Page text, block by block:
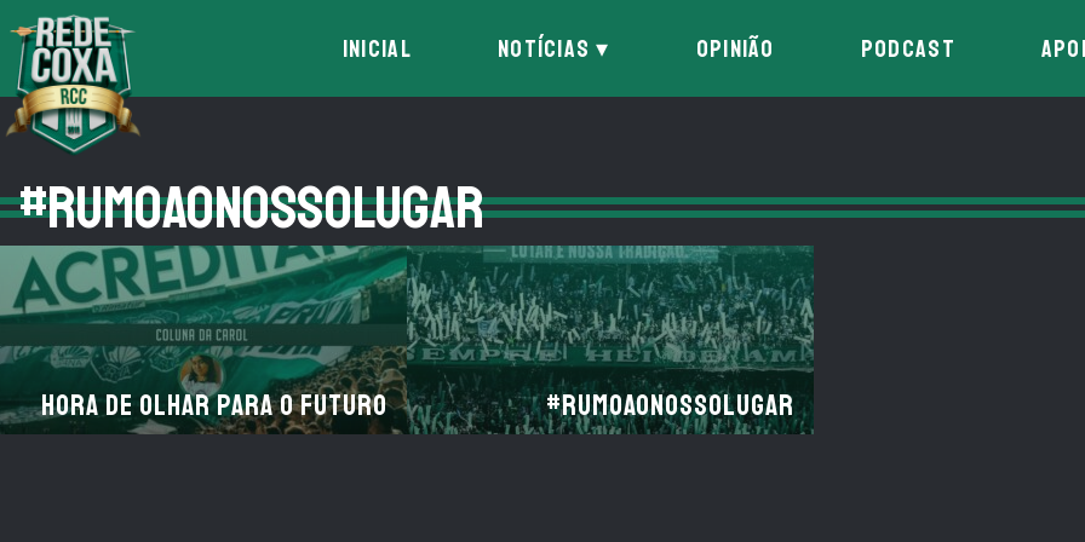
INICIAL NOTÍCIAS OPINIÃO PODCAST
#RUMOAONOSSOLUGAR
Hora de olhar para o futuro #RumoAoNossoLugar